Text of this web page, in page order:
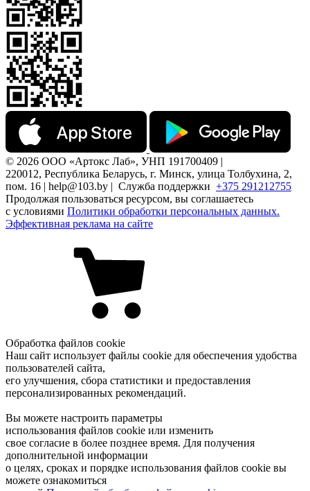
© 2026 ООО «Артокс Лаб», УНП 191700409 |
220012, Республика Беларусь, г. Минск, улица Толбухина, 2,
пом. 16 | help@103.by | Служба поддержки +375 291212755
Продолжая пользоваться ресурсом, вы соглашаетесь
с условиями Политики обработки персональных данных.
Эффективная реклама на сайте
Обработка файлов cookie
Наш сайт использует файлы cookie для обеспечения удобства
пользователей сайта,
его улучшения, сбора статистики и предоставления
персонализированных рекомендаций.
Вы можете настроить параметры
использования файлов cookie или изменить
свое согласие в более позднее время. Для получения
дополнительной информации
о целях, сроках и порядке использования файлов cookie вы
можете ознакомиться